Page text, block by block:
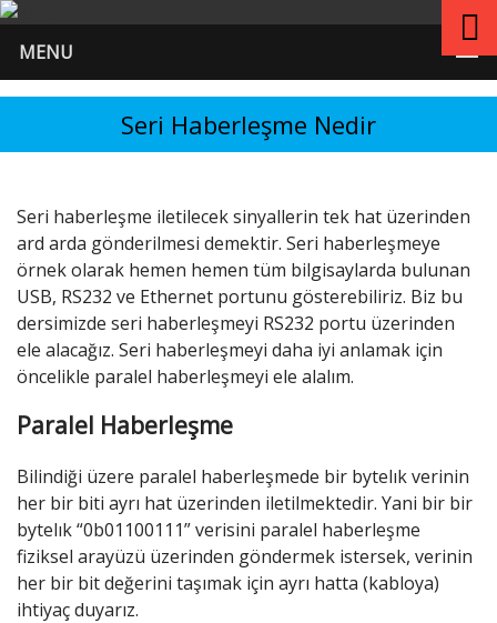
MENU
Seri Haberleşme Nedir
Seri haberleşme iletilecek sinyallerin tek hat üzerinden
ard arda gönderilmesi demektir. Seri haberleşmeye
örnek olarak hemen hemen tüm bilgisaylarda bulunan
USB, RS232 ve Ethernet portunu gösterebiliriz. Biz bu
dersimizde seri haberleşmeyi RS232 portu üzerinden
ele alacağız. Seri haberleşmeyi daha iyi anlamak için
öncelikle paralel haberleşmeyi ele alalım.
Paralel Haberleşme
Bilindiği üzere paralel haberleşmede bir bytelık verinin
her bir biti ayrı hat üzerinden iletilmektedir. Yani bir bir
bytelık “0b01100111” verisini paralel haberleşme
fiziksel arayüzü üzerinden göndermek istersek, verinin
her bir bit değerini taşımak için ayrı hatta (kabloya)
ihtiyaç duyarız.